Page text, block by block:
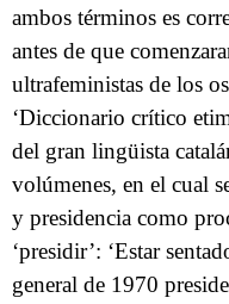
ambos términos es
antes de que
ultrafeministas de los
‘Diccionario crítico
del gran lingüista
volúmenes, en el cual
y presidencia como
‘presidir’: ‘Estar
general de 1970